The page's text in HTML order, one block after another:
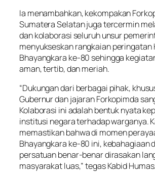
Ia menambahkan, kekompakan
Sumatera Selatan juga tercermin
dan kolaborasi seluruh unsur
menyukseskan rangkaian peringatan
Bhayangkara ke-80 sehingga
aman, tertib, dan meriah.
“Dukungan dari berbagai pihak,
Gubernur dan jajaran Forkopimda
Kolaborasi ini adalah bentuk nyata
institusi negara terhadap warganya.
memastikan bahwa di momen
Bhayangkara ke-80 ini, kebahagiaan
persatuan benar-benar dirasakan
masyarakat luas,” tegas Kabid Humas.